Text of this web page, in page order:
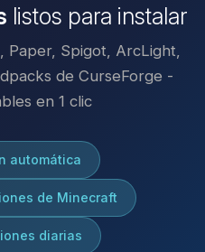
listos para instalar
Paper, Spigot, ArcLight,
de CurseForge -
en 1 clic
automática
de Minecraft
diarias